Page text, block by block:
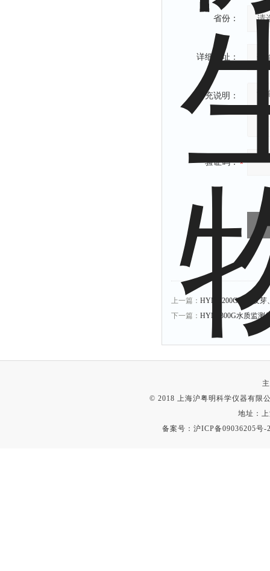
省份：
详细地址：
补充说明：
验证码：
上一篇： HYM -200G种子发芽
下一篇： HYM-300G水质监测
© 2018 上海沪粤明科学仪器有限
地址：
备案号：沪ICP备09036205号-